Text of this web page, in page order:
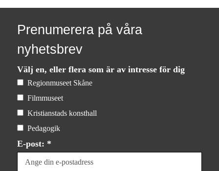
Prenumerera på våra
nyhetsbrev
Välj en, eller flera som är av intresse för dig
Regionmuseet Skåne
Filmmuseet
Kristianstads konsthall
Pedagogik
E-post: *